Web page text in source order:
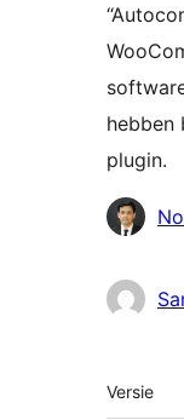
hebben
plugin.
Meta
Versie